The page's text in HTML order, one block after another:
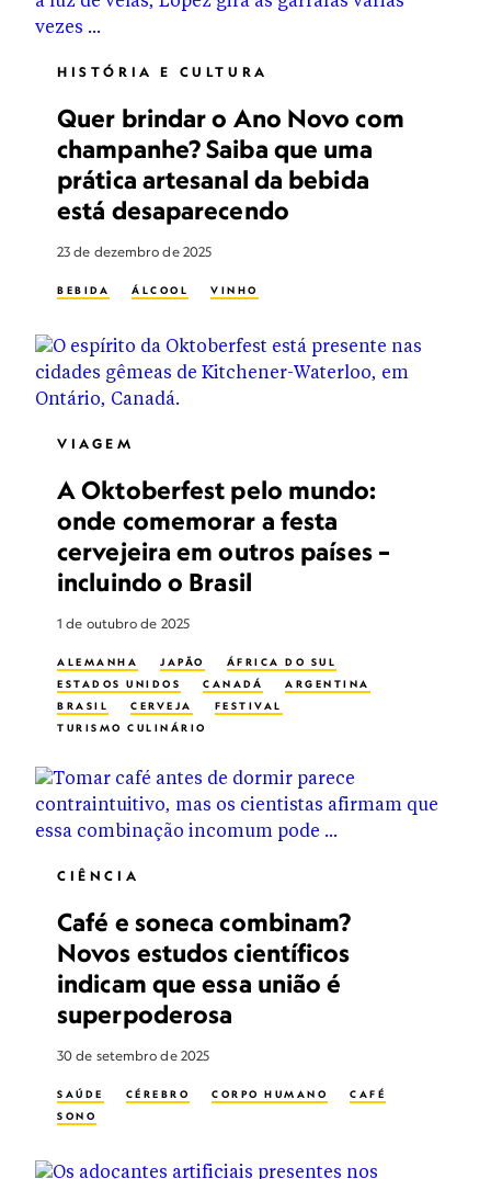
HISTÓRIA E CULTURA
Quer brindar o Ano Novo com
champanhe? Saiba que uma
prática artesanal da bebida
está desaparecendo
23 de dezembro de 2025
BEBIDA ÁLCOOL VINHO
VIAGEM
A Oktoberfest pelo mundo:
onde comemorar a festa
cervejeira em outros países –
incluindo o Brasil
1 de outubro de 2025
ALEMANHA JAPÃO
ÁFRICA DO SUL
ESTADOS UNIDOS
CANADÁ
ARGENTINA
BRASIL
CERVEJA
FESTIVAL
TURISMO CULINÁRIO
CIÊNCIA
Café e soneca combinam?
Novos estudos científicos
indicam que essa união é
superpoderosa
30 de setembro de 2025
SAÚDE CÉREBRO CORPO HUMANO
CAFÉ
SONO